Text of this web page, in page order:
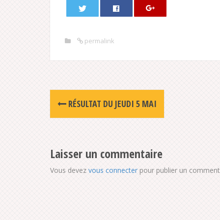
permalink
Post
navigation
RÉSULTAT DU JEUDI 5 MAI
Laisser un commentaire
Vous devez vous connecterpour publier un